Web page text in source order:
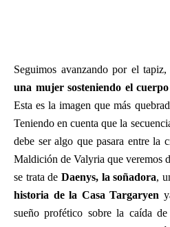
Seguimos avanzando por el
una mujer sosteniendo el
Esta es la imagen que más
Teniendo en cuenta que la
debe ser algo que pasara entre la
Maldición de Valyria que veremos
se trata de Daenys, la soñadora,
historia de la Casa Targaryen
sueño profético sobre la caída